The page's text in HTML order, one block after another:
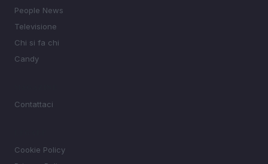
People News
Televisione
Chi si fa chi
Candy
Contattaci
Cookie Policy